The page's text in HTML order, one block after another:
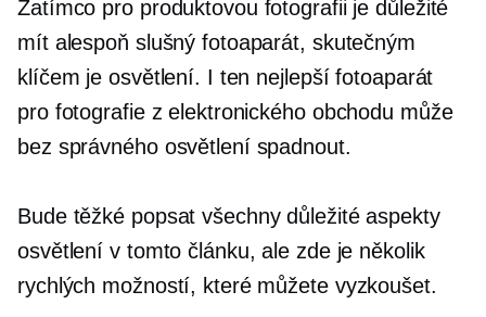
Zatímco pro produktovou fotografii je důležité
mít alespoň slušný fotoaparát, skutečným
klíčem je osvětlení. I ten nejlepší fotoaparát
pro fotografie z elektronického obchodu může
bez správného osvětlení spadnout.
Bude těžké popsat všechny důležité aspekty
osvětlení v tomto článku, ale zde je několik
rychlých možností, které můžete vyzkoušet.